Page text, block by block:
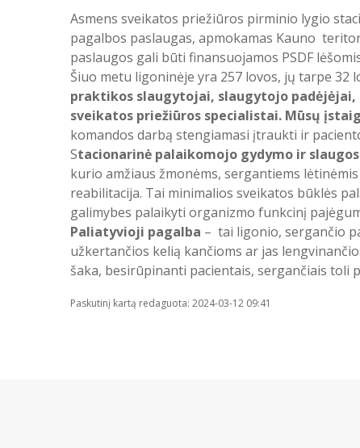
Asmens sveikatos priežiūros pirminio lygio
pagalbos paslaugas, apmokamas Kauno
paslaugos gali būti finansuojamos PSDF
Šiuo metu ligoninėje yra 257 lovos, jų tarpe
praktikos slaugytojai, slaugytojo
sveikatos priežiūros specialistai. Mūsų
komandos darbą stengiamasi įtraukti ir
Stacionarinė palaikomojo gydymo ir
kurio amžiaus žmonėms, sergantiems
reabilitacija. Tai minimalios sveikatos būklės
galimybes palaikyti organizmo funkcinį
Paliatyvioji pagalba – tai ligonio, sergančio
užkertančios kelią kančioms ar jas
šaka, besirūpinanti pacientais, sergančiais toli
Paskutinį kartą redaguota: 2024-03-12 09:41